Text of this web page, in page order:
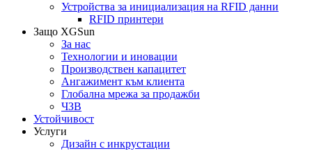
Устройства за инициализация на RFID данни
RFID принтери
Защо XGSun
За нас
Технологии и иновации
Производствен капацитет
Ангажимент към клиента
Глобална мрежа за продажби
ЧЗВ
Устойчивост
Услуги
Дизайн с инкрустации